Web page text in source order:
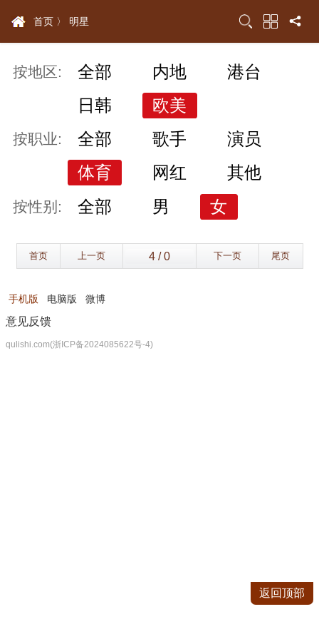
首页 〉 明星
按地区: 全部 内地
港台
日韩
欧美
按职业: 全部 歌手
演员
体育
网红 其他
按性别: 全部 男 女
首页 上一页 下一页 尾页
手机版 电脑版 微博
意见反馈
qulishi.com(浙ICP备2024085622号-4)
返回顶部